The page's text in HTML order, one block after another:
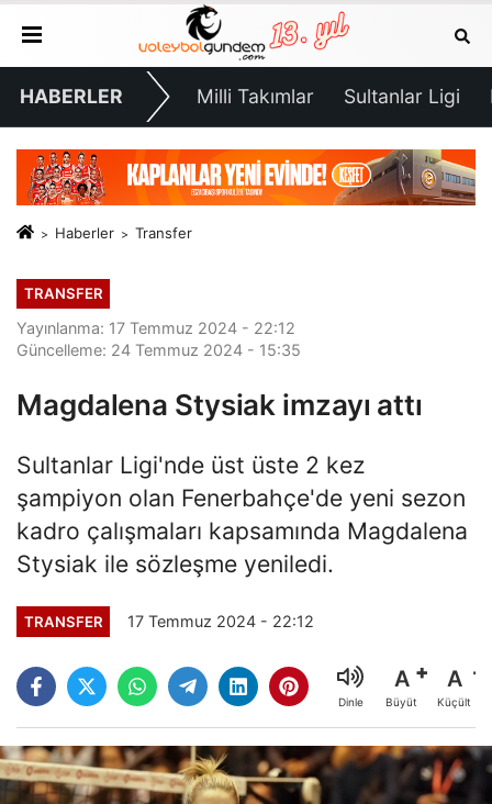
HABERLER Milli Takımlar Sultanlar Ligi
Haberler Transfer
TRANSFER
Yayınlanma: 17 Temmuz 2024 - 22:12
Güncelleme: 24 Temmuz 2024 - 15:35
Magdalena Stysiak imzayı attı
Sultanlar Ligi'nde üst üste 2 kez
şampiyon olan Fenerbahçe'de yeni sezon
kadro çalışmaları kapsamında Magdalena
Stysiak ile sözleşme yeniledi.
TRANSFER 17 Temmuz 2024 - 22:12
Dinle
A
Büyüt
A
Küçült